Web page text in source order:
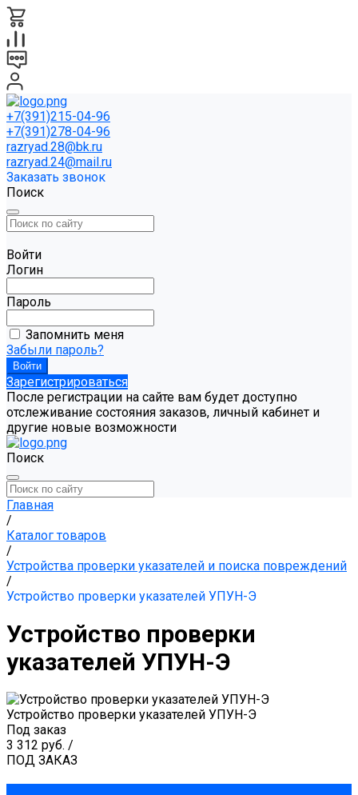
+7(391)215-04-96
+7(391)278-04-96
razryad.28@bk.ru
razryad.24@mail.ru
Заказать звонок
Поиск
Войти
Логин
Пароль
Запомнить меня
Забыли пароль?
Зарегистрироваться
После регистрации на сайте вам будет доступно
отслеживание состояния заказов, личный кабинет и
другие новые возможности
Поиск
Главная
/
Каталог товаров
/
Устройства проверки указателей и поиска повреждений
/
Устройство проверки указателей УПУН-Э
Устройство проверки
указателей УПУН-Э
Устройство проверки указателей УПУН-Э
Под заказ
3 312 руб. /
ПОД ЗАКАЗ